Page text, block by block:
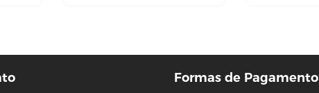
Formas de Pagamento